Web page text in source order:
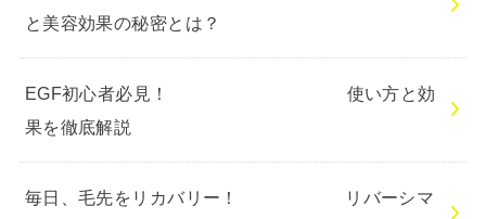
と美容効果の秘密とは？
EGF初心者必見！ 使い方と効
果を徹底解説
毎日、毛先をリカバリー！ リバーシマ